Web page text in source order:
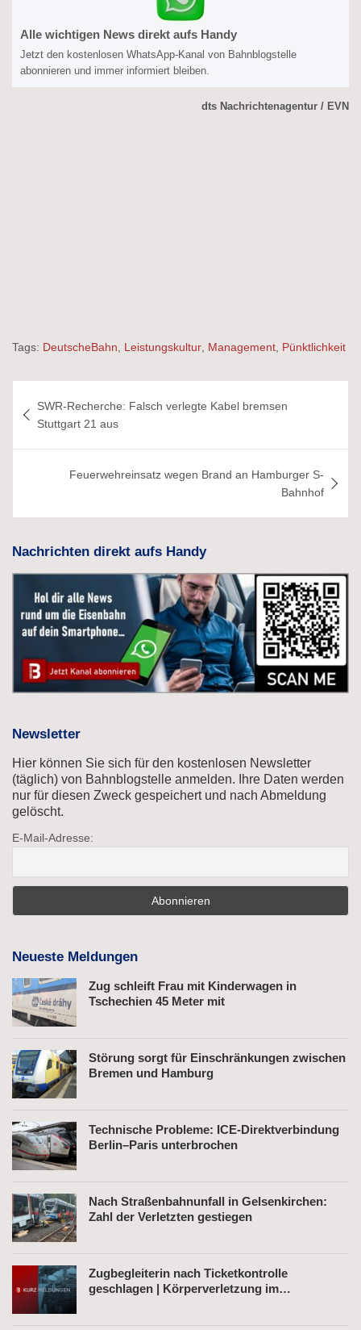
Alle wichtigen News direkt aufs Handy
Jetzt den kostenlosen WhatsApp-Kanal von Bahnblogstelle
abonnieren und immer informiert bleiben.
dts Nachrichtenagentur / EVN
Tags: DeutscheBahn Leistungskultur Management Pünktlichkeit
SWR-Recherche: Falsch verlegte Kabel bremsen
Stuttgart 21 aus
Feuerwehreinsatz wegen Brand an Hamburger S-
Bahnhof
Nachrichten direkt aufs Handy
Newsletter
Hier können Sie sich für den kostenlosen Newsletter
(täglich) von Bahnblogstelle anmelden. Ihre Daten werden
nur für diesen Zweck gespeichert und nach Abmeldung
gelöscht.
E-Mail-Adresse:
Neueste Meldungen
Zug schleift Frau mit Kinderwagen in
Tschechien 45 Meter mit
Störung sorgt für Einschränkungen zwischen
Bremen und Hamburg
Technische Probleme: ICE-Direktverbindung
Berlin–Paris unterbrochen
Nach Straßenbahnunfall in Gelsenkirchen:
Zahl der Verletzten gestiegen
Zugbegleiterin nach Ticketkontrolle
geschlagen | Körperverletzung im